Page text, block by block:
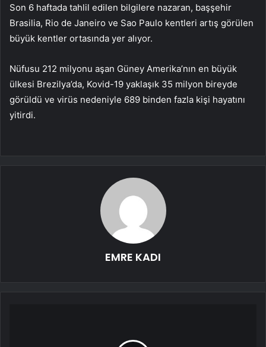
Son 6 haftada tahlil edilen bilgilere nazaran, başşehir
Brasilia, Rio de Janeiro ve Sao Paulo kentleri artış görülen
büyük kentler ortasında yer alıyor.
Nüfusu 212 milyonu aşan Güney Amerika’nın en büyük
ülkesi Brezilya’da, Kovid-19 yaklaşık 35 milyon bireyde
görüldü ve virüs nedeniyle 689 binden fazla kişi hayatını
yitirdi.
EMRE KADI